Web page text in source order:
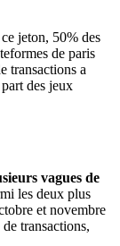
jeton, 50% des
de paris
transactions a
des jeux
vagues de
les deux plus
et novembre
transactions,